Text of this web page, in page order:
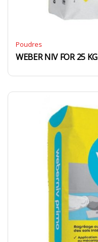
Poudres
WEBER NIV FOR 25 KG